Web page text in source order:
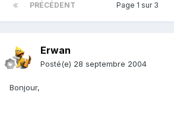
PRÉCÉDENT Page 1 sur 3
Erwan
Posté(e) 28 septembre 2004
Bonjour,